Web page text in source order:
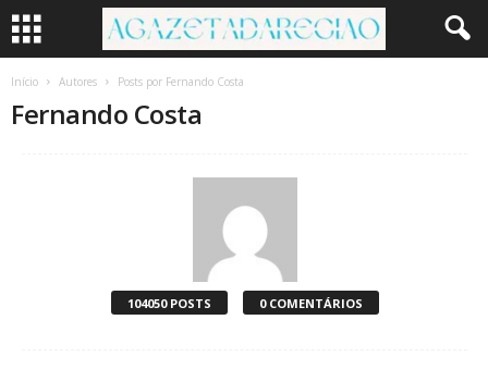
Início Autores Posts por Fernando Costa
Fernando Costa
104050 POSTS 0 COMENTÁRIOS